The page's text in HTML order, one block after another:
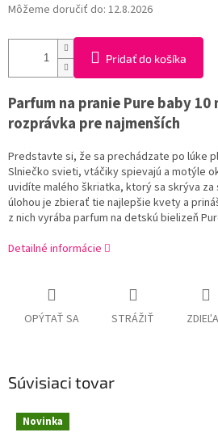
Môžeme doručiť do: 12.8.2026
Pridať do košíka
Parfum na pranie Pure baby 10
rozprávka pre najmenších
Predstavte si, že sa prechádzate po lúke
Slniečko svieti, vtáčiky spievajú a motýle
uvidíte malého škriatka, ktorý sa skrýva za
úlohou je zbierať tie najlepšie kvety a
z nich vyrába parfum na detskú bielizeň
Detailné informácie
OPÝTAŤ SA STRÁŽIŤ
Súvisiaci tovar
Novinka